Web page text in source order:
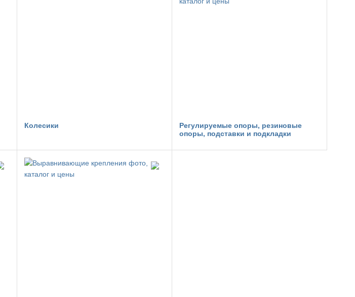
Колесики
Регулируемые опоры, резиновые
опоры, подставки и подкладки